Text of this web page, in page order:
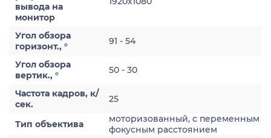
вывода на
монитор
Угол обзора
горизонт., °
91 - 54
Угол обзора
вертик., °
50 - 30
Частота кадров, к/
сек.
25
Тип объектива
моторизованный, с переменным
фокусным расстоянием